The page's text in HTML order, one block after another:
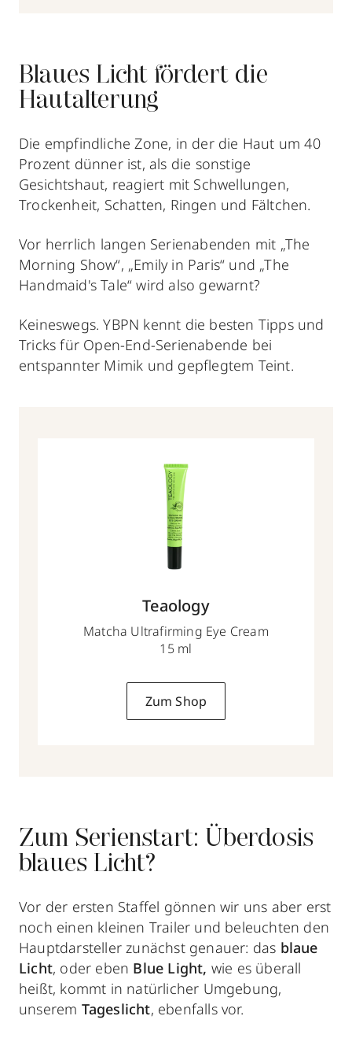
Blaues Licht fördert die
Hautalterung
Die empfindliche Zone, in der die Haut um 40
Prozent dünner ist, als die sonstige
Gesichtshaut, reagiert mit Schwellungen,
Trockenheit, Schatten, Ringen und Fältchen.
Vor herrlich langen Serienabenden mit „The
Morning Show“, „Emily in Paris“ und „The
Handmaid's Tale“ wird also gewarnt?
Keineswegs. YBPN kennt die besten Tipps und
Tricks für Open-End-Serienabende bei
entspannter Mimik und gepflegtem Teint.
Teaology
Matcha Ultrafirming Eye Cream
15 ml
Zum Shop
Zum Serienstart: Überdosis
blaues Licht?
Vor der ersten Staffel gönnen wir uns aber erst
noch einen kleinen Trailer und beleuchten den
Hauptdarsteller zunächst genauer: das blaue
Licht, oder eben Blue Light, wie es überall
heißt, kommt in natürlicher Umgebung,
unserem Tageslicht, ebenfalls vor.